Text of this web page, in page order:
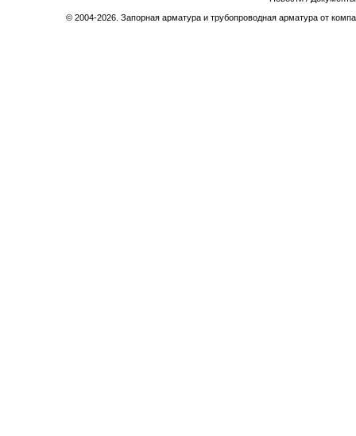
© 2004-2026. Запорная арматура и трубопроводная арматура от